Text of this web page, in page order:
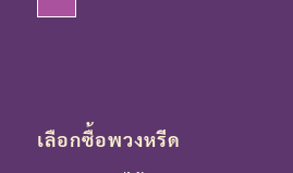
เลือกซื้อพวงหรีด